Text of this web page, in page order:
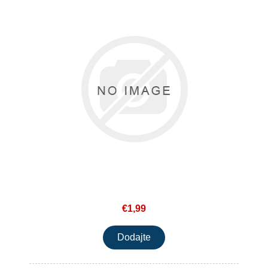
€1,99